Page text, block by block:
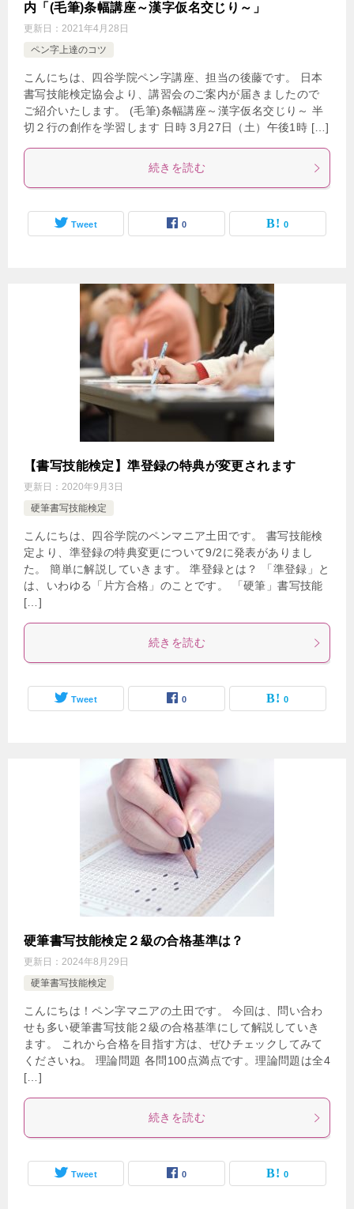
内「(毛筆)条幅講座～漢字仮名交じり～」
更新日： 2021年4月28日
ペン字上達のコツ
こんにちは、四谷学院ペン字講座、担当の後藤です。 日本
書写技能検定協会より、講習会のご案内が届きましたので
ご紹介いたします。 (毛筆)条幅講座～漢字仮名交じり～ 半
切２行の創作を学習します 日時 3月27日（土）午後1時 […]
続きを読む
Tweet 0 0
【書写技能検定】準登録の特典が変更されます
更新日： 2020年9月3日
硬筆書写技能検定
こんにちは、四谷学院のペンマニア土田です。 書写技能検
定より、準登録の特典変更について9/2に発表がありまし
た。 簡単に解説していきます。 準登録とは？ 「準登録」と
は、いわゆる「片方合格」のことです。 「硬筆」書写技能
[…]
続きを読む
Tweet 0 0
硬筆書写技能検定２級の合格基準は？
更新日： 2024年8月29日
硬筆書写技能検定
こんにちは！ペン字マニアの土田です。 今回は、問い合わ
せも多い硬筆書写技能２級の合格基準にして解説していき
ます。 これから合格を目指す方は、ぜひチェックしてみて
くださいね。 理論問題 各問100点満点です。理論問題は全4
[…]
続きを読む
Tweet 0 0